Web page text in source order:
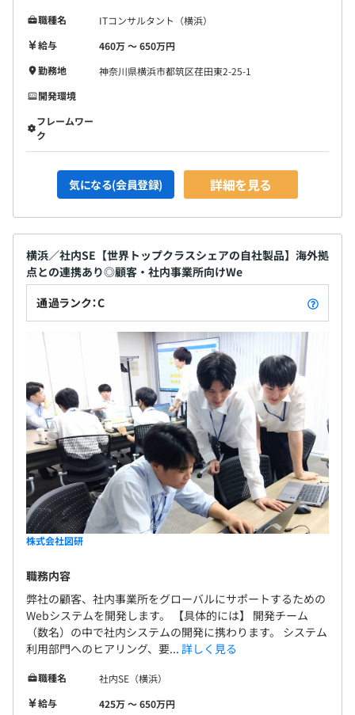
職種名
ITコンサルタント（横浜）
給与
460万 〜 650万円
勤務地
神奈川県横浜市都筑区荏田東2-25-1
開発環境
フレームワー
ク
気になる(会員登録) 詳細を見る
横浜／社内SE【世界トップクラスシェアの自社製品】海外拠
点との連携あり◎顧客・社内事業所向けWe
通過ランク：C
株式会社図研
職務内容
弊社の顧客、社内事業所をグローバルにサポートするための
Webシステムを開発します。 【具体的には】 開発チーム
（数名）の中で社内システムの開発に携わります。 システム
利用部門へのヒアリング、要... 詳しく見る
職種名
社内SE（横浜）
給与
425万 〜 650万円